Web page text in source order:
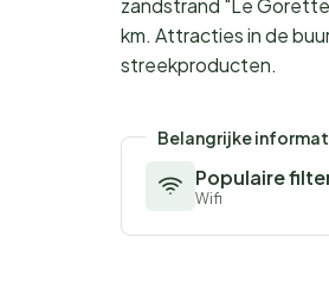
zandstrand "Le
km. Attracties in de
streekproducten.
Belangrijke
Populaire
Wifi